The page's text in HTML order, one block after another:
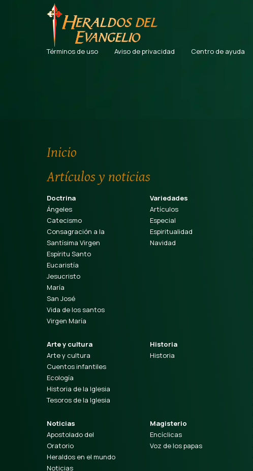
Términos de uso Aviso de privacidad Centro de ayuda
Inicio
Artículos y noticias
Doctrina
Ángeles
Catecismo
Consagración a la
Santísima Virgen
Espíritu Santo
Eucaristía
Jesucristo
María
San José
Vida de los santos
Virgen María
Variedades
Artículos
Especial
Espiritualidad
Navidad
Arte y cultura
Arte y cultura
Cuentos infantiles
Ecología
Historia de la Iglesia
Tesoros de la Iglesia
Historia
Historia
Noticias
Apostolado del
Oratorio
Heraldos en el mundo
Noticias
Magisterio
Encíclicas
Voz de los papas